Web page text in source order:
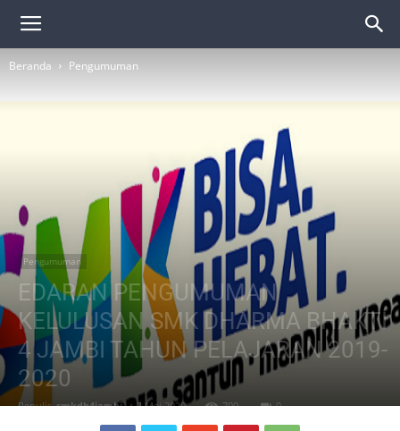
Beranda Pengumuman
Pengumuman
EDARAN PENGUMUMAN
KELULUSAN SMK DHARMA BHAKTI
4 JAMBI TAHUN PELAJARAN 2019-
2020
Penulis smkdb4jambi - 2 Mei 2020 709 0